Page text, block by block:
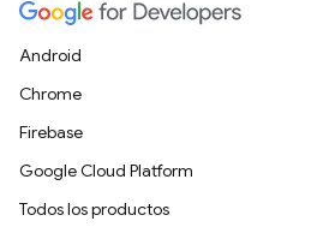
Android
Chrome
Firebase
Google Cloud Platform
Todos los productos